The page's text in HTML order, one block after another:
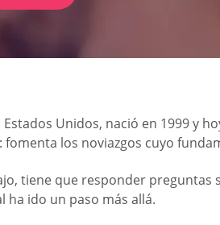
Unidos, nació en 1999 y
los noviazgos cuyo
tiene que responder preguntas
ha ido un paso más allá.